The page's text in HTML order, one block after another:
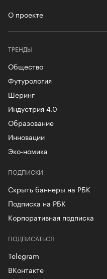
О проекте
ТРЕНДЫ
Общество
Футурология
Шеринг
Индустрия 4.0
Образование
Инновации
Эко-номика
ПОДПИСКИ
Скрыть баннеры на РБК
Подписка на РБК
Корпоративная подписка
ПОДПИСАТЬСЯ
Telegram
ВКонтакте